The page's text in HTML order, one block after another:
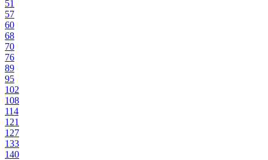
51
57
60
68
70
76
89
95
102
108
114
121
127
133
140